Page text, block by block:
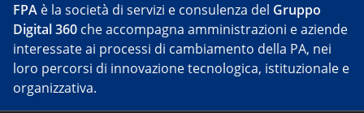
FPA è la società di servizi e consulenza del Gruppo
Digital 360 che accompagna amministrazioni e aziende
interessate ai processi di cambiamento della PA, nei
loro percorsi di innovazione tecnologica, istituzionale e
organizzativa.